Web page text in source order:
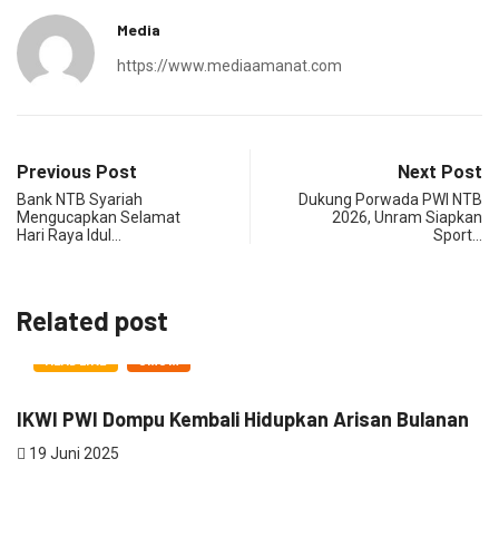
Media
https://www.mediaamanat.com
Previous Post
Bank NTB Syariah
Mengucapkan Selamat
Hari Raya Idul…
Next Post
Dukung Porwada PWI NTB
2026, Unram Siapkan
Sport…
Related post
IKWI PWI Dompu Kembali Hidupkan Arisan Bulanan
19 Juni 2025